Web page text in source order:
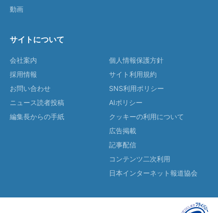
動画
サイトについて
会社案内
採用情報
お問い合わせ
ニュース読者投稿
編集長からの手紙
個人情報保護方針
サイト利用規約
SNS利用ポリシー
AIポリシー
クッキーの利用について
広告掲載
記事配信
コンテンツ二次利用
日本インターネット報道協会